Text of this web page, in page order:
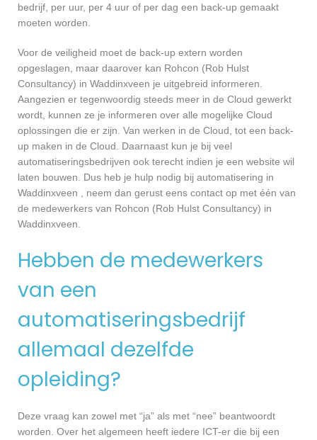
bedrijf, per uur, per 4 uur of per dag een back-up gemaakt
moeten worden.
Voor de veiligheid moet de back-up extern worden
opgeslagen, maar daarover kan Rohcon (Rob Hulst
Consultancy) in Waddinxveen je uitgebreid informeren.
Aangezien er tegenwoordig steeds meer in de Cloud gewerkt
wordt, kunnen ze je informeren over alle mogelijke Cloud
oplossingen die er zijn. Van werken in de Cloud, tot een back-
up maken in de Cloud. Daarnaast kun je bij veel
automatiseringsbedrijven ook terecht indien je een website wil
laten bouwen. Dus heb je hulp nodig bij automatisering in
Waddinxveen , neem dan gerust eens contact op met één van
de medewerkers van Rohcon (Rob Hulst Consultancy) in
Waddinxveen.
Hebben de medewerkers
van een
automatiseringsbedrijf
allemaal dezelfde
opleiding?
Deze vraag kan zowel met “ja” als met “nee” beantwoordt
worden. Over het algemeen heeft iedere ICT-er die bij een